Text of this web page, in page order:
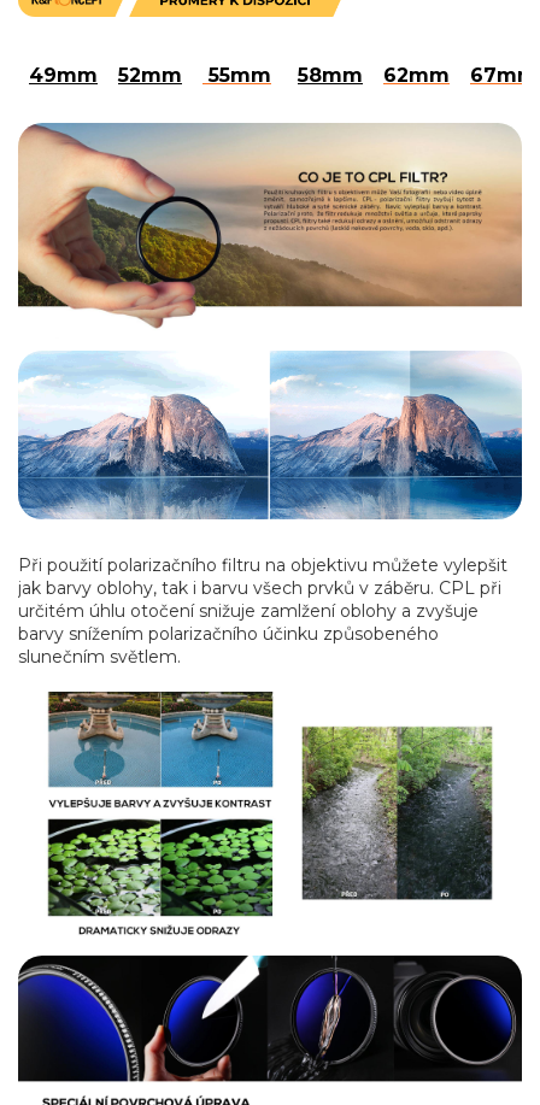
49mm 52mm 55mm 58mm 62mm 67mm
Při použití polarizačního filtru na objektivu můžete vylepšit
jak barvy oblohy, tak i barvu všech prvků v záběru. CPL při
určitém úhlu otočení snižuje zamlžení oblohy a zvyšuje
barvy snížením polarizačního účinku způsobeného
slunečním světlem.